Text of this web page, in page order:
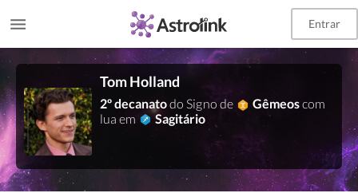
Entrar
Tom Holland
2º decanatodo Signo de Gêmeoscom
lua em
Sagitário